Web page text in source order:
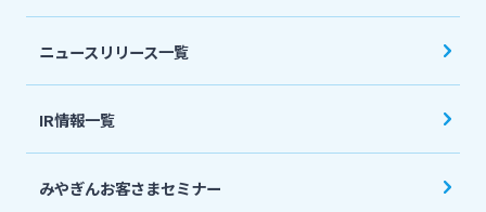
ニュースリリース一覧
採用情報
ニュースリリース一覧
IR情報一覧
みやぎんお客さまセミナー